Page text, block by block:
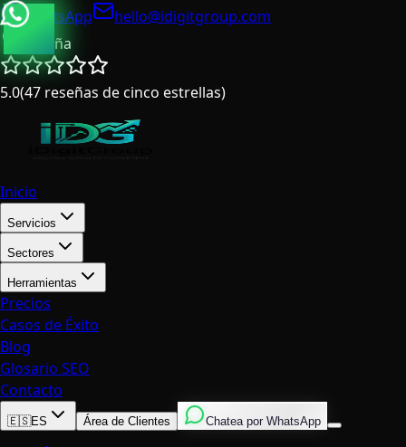
WhatsApp
hello@idigitgroup.com
España
5.0(47 reseñas de cinco estrellas)
Inicio
Servicios
Sectores
Herramientas
Precios
Casos de Éxito
Blog
Glosario SEO
Contacto
Inglés
ItalianoEspañol
🇪🇸ES Área de Clientes Chatea por WhatsApp